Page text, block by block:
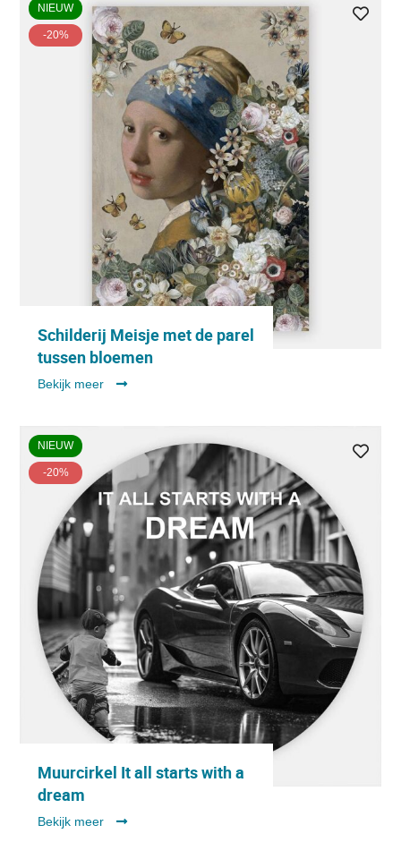
NIEUW
-20%
Schilderij Meisje met de parel
tussen bloemen
Bekijk meer
NIEUW
-20%
Muurcirkel It all starts with a
dream
Bekijk meer